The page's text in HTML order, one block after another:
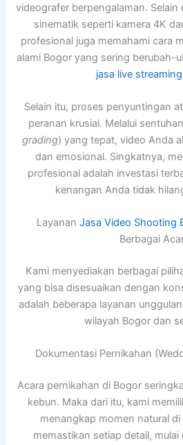
videografer berpengalaman.
sinematik seperti kamera 4K
profesional juga memahami cara
alami Bogor yang sering berubah-
jasa live
Selain itu, proses penyuntingan
peranan krusial. Melalui
grading) yang tepat, video Anda
dan emosional. Singkatnya,
profesional adalah investasi
kenangan Anda tidak
Layanan Jasa Video Shooting
Berbagai
Kami menyediakan berbagai
yang bisa disesuaikan dengan
adalah beberapa layanan
wilayah Bogor dan
Dokumentasi Pernikahan
Acara pernikahan di Bogor
kebun. Maka dari itu, kami
menangkap momen natural di
memastikan setiap detail,